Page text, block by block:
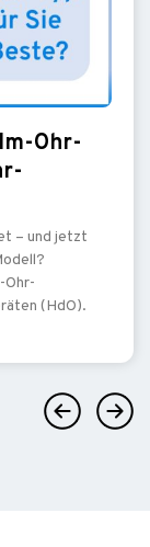
Previous
Ohr-
– und jetzt
Ohr-
(HdO).
Next